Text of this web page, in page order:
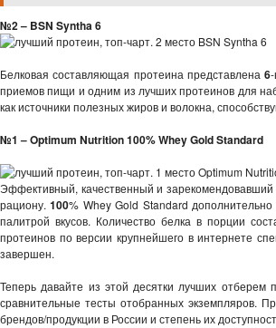
№2 – BSN Syntha 6
Белковая составляющая протеина представлена 6
приемов пищи и одним из лучших протеинов для
как источники полезных жиров и волокна,
№1 –Optimum Nutrition 100% Whey Gold Standard
Эффективный, качественный и зарекомендовавший
рациону.100% Whey Gold Standard
палитрой вкусов. Количество белка в порции
протеинов по версии крупнейшего в интернете
завершен.
Теперь давайте из этой десятки лучших отберем
сравнительные тесты отобранных экземпляров.
брендов/продукции в России и степень их